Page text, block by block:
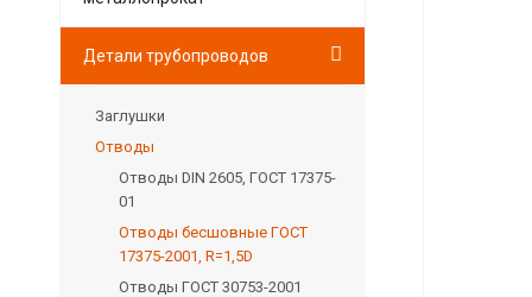
Детали трубопроводов
Заглушки
Отводы
Отводы DIN 2605, ГОСТ 17375-
01
Отводы бесшовные ГОСТ
17375-2001, R=1,5D
Отводы ГОСТ 30753-2001